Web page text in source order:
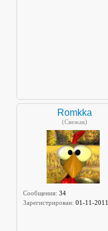
Romkka
(Свежак)
Сообщения: 34
Зарегистрирован: 01-11-2011